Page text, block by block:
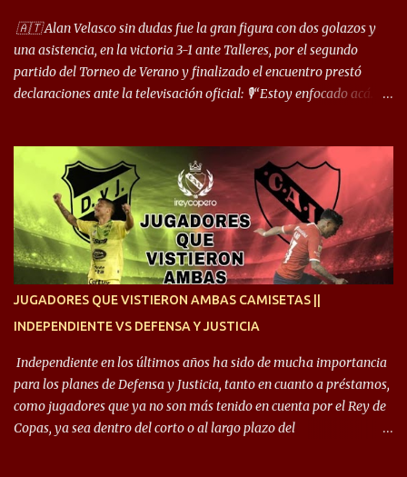
arco y tengo más posibilidades”. Sobre lo que le pide el DT,
comentó: “Cuando juego de 9, obviamente me pide presionar, y
cuand...
🇦🇹 Alan Velasco sin dudas fue la gran figura con dos golazos y
una asistencia, en la victoria 3-1 ante Talleres, por el segundo
partido del Torneo de Verano y finalizado el encuentro prestó
declaraciones ante la televisación oficial: 🎙️“Estoy enfocado acá.
ojalá sea lo mejor para el club y para mí. Independiente va a estar
siempre en mi corazón”. 🎙️“Siempre que me tocó vestir la camiseta
quise dar lo mejor. Si me toca marcharme, estoy agradecido al
hincha”. 🎙️“El equipo hizo un gran trabajo, quedó demostrado en el
resultado. Es nuestro segundo partido, en la pretemporada nos
enfocamos en la preparación física. El grupo está encontrando la
JUGADORES QUE VISTIERON AMBAS CAMISETAS ||
INDEPENDIENTE VS DEFENSA Y JUSTICIA
Independiente en los últimos años ha sido de mucha importancia
para los planes de Defensa y Justicia, tanto en cuanto a préstamos,
como jugadores que ya no son más tenido en cuenta por el Rey de
Copas, ya sea dentro del corto o al largo plazo del